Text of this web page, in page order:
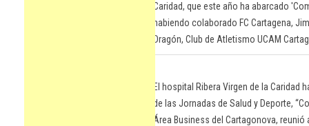
Caridad, que este año ha abarcado
habiendo colaborado FC Cartagena,
Dragón, Club de Atletismo UCAM
El hospital Ribera Virgen de la
de las Jornadas de Salud y Deporte,
Área Business del Cartagonova,